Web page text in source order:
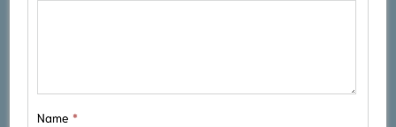
Name*